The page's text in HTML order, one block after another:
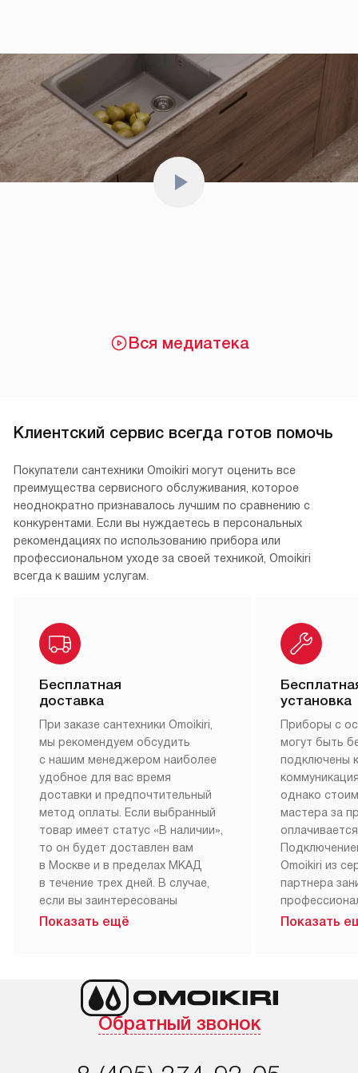
Вся медиатека
Клиентский сервис всегда готов помочь
Покупатели сантехники Omoikiri могут оценить все
преимущества сервисного обслуживания, которое
неоднократно признавалось лучшим по сравнению с
конкурентами. Если вы нуждаетесь в персональных
рекомендациях по использованию прибора или
профессиональном уходе за своей техникой, Omoikiri
всегда к вашим услугам.
Бесплатная
доставка
При заказе сантехники Omoikiri,
мы рекомендуем обсудить
с нашим менеджером наиболее
удобное для вас время
доставки и предпочтительный
метод оплаты. Если выбранный
товар имеет статус «В наличии»,
то он будет доставлен вам
в Москве и в пределах МКАД
в течение трех дней. В случае,
если вы заинтересованы
в товаре, который доступен
менеджером на сайте. Товары
с особым лейблом
доставляются бесплатно
Показать ещё
установка
Приборы с
могут быть
подключены
однако
мастера за
Omoikiri из
партнера
Наш сервис
Показать
Обратный звонок